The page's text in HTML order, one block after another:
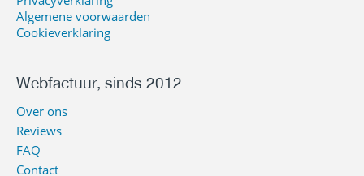
Algemene voorwaarden
Cookieverklaring
Webfactuur, sinds 2012
Over ons
Reviews
FAQ
Contact